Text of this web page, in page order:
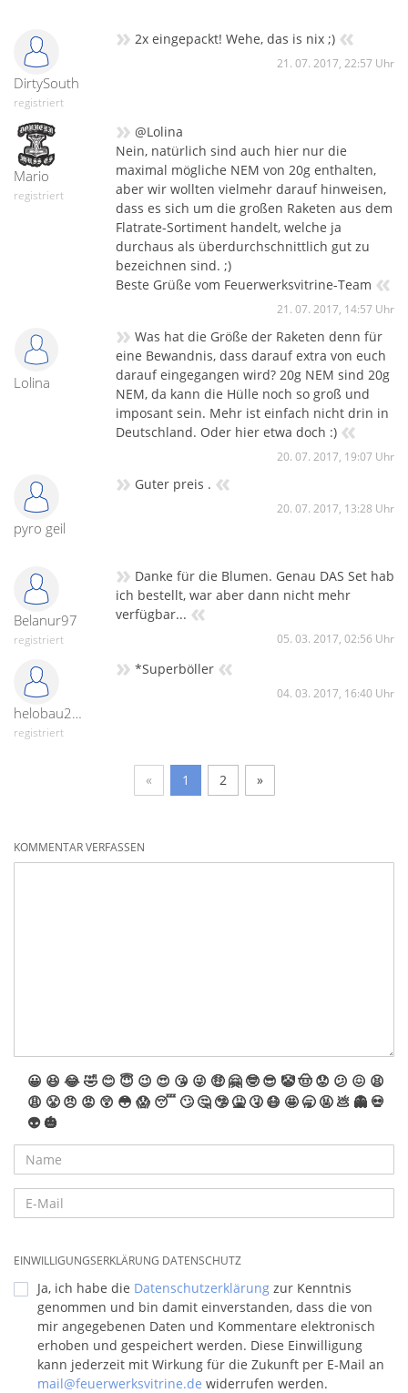
DirtySouth
registriert
» 2x eingepackt! Wehe, das is nix ;) «
21. 07. 2017, 22:57 Uhr
Mario
registriert
» @Lolina
Nein, natürlich sind auch hier nur die
maximal mögliche NEM von 20g enthalten,
aber wir wollten vielmehr darauf hinweisen,
dass es sich um die großen Raketen aus dem
Flatrate-Sortiment handelt, welche ja
durchaus als überdurchschnittlich gut zu
bezeichnen sind. ;)
Beste Grüße vom Feuerwerksvitrine-Team «
21. 07. 2017, 14:57 Uhr
Lolina
» Was hat die Größe der Raketen denn für
eine Bewandnis, dass darauf extra von euch
darauf eingegangen wird? 20g NEM sind 20g
NEM, da kann die Hülle noch so groß und
imposant sein. Mehr ist einfach nicht drin in
Deutschland. Oder hier etwa doch :) «
20. 07. 2017, 19:07 Uhr
pyro geil
» Guter preis . «
20. 07. 2017, 13:28 Uhr
Belanur97
registriert
» Danke für die Blumen. Genau DAS Set hab
ich bestellt, war aber dann nicht mehr
verfügbar... «
05. 03. 2017, 02:56 Uhr
helobau24-20529
registriert
» *Superböller «
04. 03. 2017, 16:40 Uhr
« 1 2 »
KOMMENTAR VERFASSEN
😀 😆 😂🤣 😊 😇 😉 😍 😘 😜 🤑 🤗 🤓 😎 🤡🤠 😟 😕 😖 😫
😩 😤 😠 😡 😲 😳 😱 😴 🙄 🤔 🤥 🤮 🤧 😷 🤩 🥱 🤬 💩 👻 💀
👽 🎃
EINWILLIGUNGSERKLÄRUNG DATENSCHUTZ
Ja, ich habe die Datenschutzerklärung zur Kenntnis
genommen und bin damit einverstanden, dass die von
mir angegebenen Daten und Kommentare elektronisch
erhoben und gespeichert werden. Diese Einwilligung
kann jederzeit mit Wirkung für die Zukunft per E-Mail an
mail@feuerwerksvitrine.de widerrufen werden.